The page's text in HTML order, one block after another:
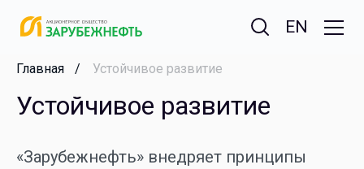
EN
Главная Устойчивое развитие
Устойчивое развитие
«Зарубежнефть» внедряет принципы